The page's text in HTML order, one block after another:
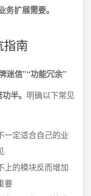
扩展需要。
南
迷信”“功能冗余”
半。 明确以下常见
一定适合自己的业
上的模块反而增加
要